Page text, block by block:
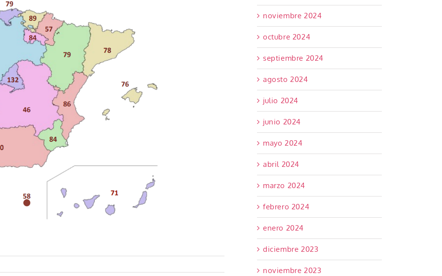
noviembre 2024
octubre 2024
septiembre 2024
agosto 2024
julio 2024
junio 2024
mayo 2024
abril 2024
marzo 2024
febrero 2024
enero 2024
diciembre 2023
noviembre 2023